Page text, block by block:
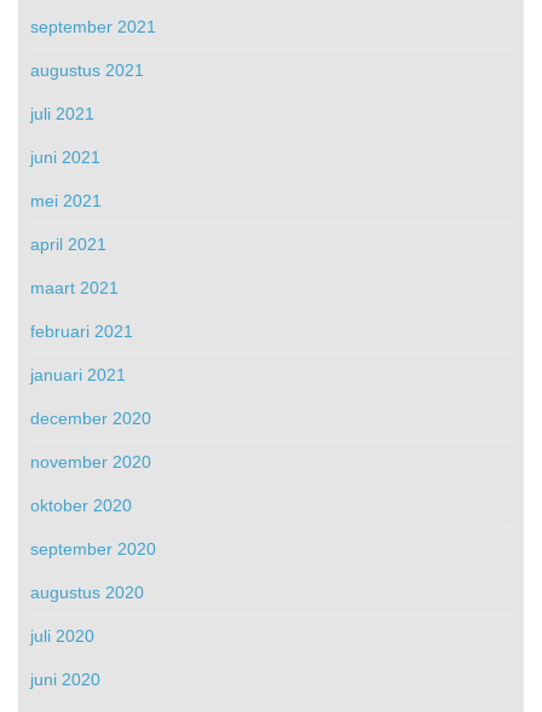
september 2021
augustus 2021
juli 2021
juni 2021
mei 2021
april 2021
maart 2021
februari 2021
januari 2021
december 2020
november 2020
oktober 2020
september 2020
augustus 2020
juli 2020
juni 2020